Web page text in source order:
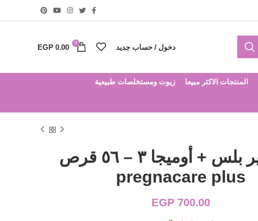
دخول / حساب جديد 0
EGP 0.00
المنتجات الاكثر مبيعا زيوت ومستخلصات طبيعية
برجناكير بلس + أوميجا ٣ – ٥٦ قرص
pregnacare plus
EGP 700.00